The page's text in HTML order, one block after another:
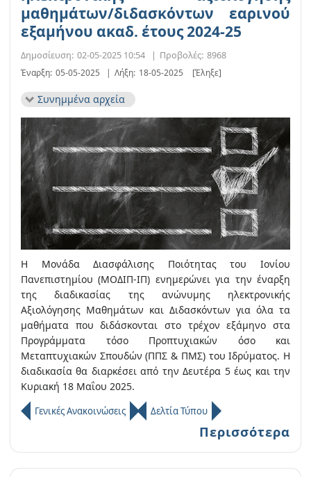
μαθημάτων/διδασκόντων εαρινού
εξαμήνου ακαδ. έτους 2024-25
Δημοσίευση: 02-05-2025 10:54 | Προβολές: 8968
Έναρξη: 05-05-2025 | Λήξη: 18-05-2025 [Έληξε]
Συνημμένα αρχεία
Η Μονάδα Διασφάλισης Ποιότητας του Ιονίου
Πανεπιστημίου (ΜΟΔΙΠ-ΙΠ) ενημερώνει για την έναρξη
της διαδικασίας της ανώνυμης ηλεκτρονικής
Αξιολόγησης Μαθημάτων και Διδασκόντων για όλα τα
μαθήματα που διδάσκονται στο τρέχον εξάμηνο στα
Προγράμματα τόσο Προπτυχιακών όσο και
Μεταπτυχιακών Σπουδών (ΠΠΣ & ΠΜΣ) του Ιδρύματος. Η
διαδικασία θα διαρκέσει από την Δευτέρα 5 έως και την
Κυριακή 18 Μαΐου 2025.
Γενικές Ανακοινώσεις Δελτία Τύπου
Περισσότερα